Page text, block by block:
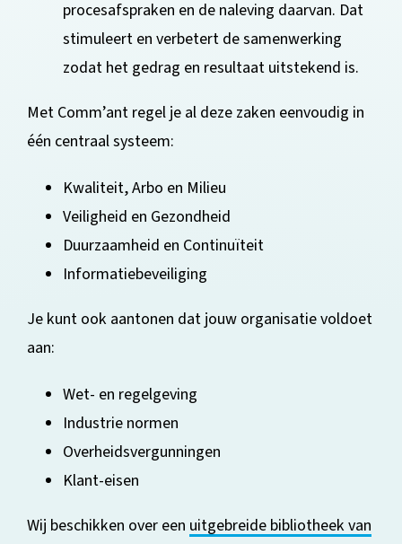
procesafspraken en de naleving daarvan. Dat
stimuleert en verbetert de samenwerking
zodat het gedrag en resultaat uitstekend is.
Met Comm’ant regel je al deze zaken eenvoudig in
één centraal systeem:
Kwaliteit, Arbo en Milieu
Veiligheid en Gezondheid
Duurzaamheid en Continuïteit
Informatiebeveiliging
Je kunt ook aantonen dat jouw organisatie voldoet
aan:
Wet- en regelgeving
Industrie normen
Overheidsvergunningen
Klant-eisen
Wij beschikken over een uitgebreide bibliotheek van